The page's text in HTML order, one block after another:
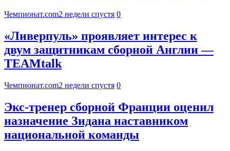
Чемпионат.com2 недели спустя 0
«Ливерпуль» проявляет интерес к
двум защитникам сборной Англии —
TEAMtalk
Чемпионат.com2 недели спустя 0
Экс-тренер сборной Франции оценил
назначение Зидана наставником
национальной команды